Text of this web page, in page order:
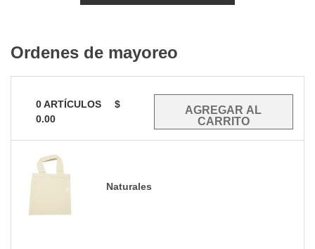
Ordenes de mayoreo
0ARTÍCULOS
$
0.00
Naturales